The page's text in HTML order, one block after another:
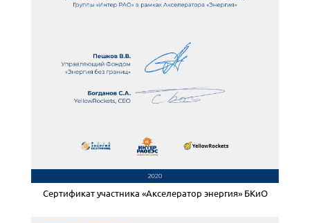
Сертификат участника «Акселератор энергия» БКиО